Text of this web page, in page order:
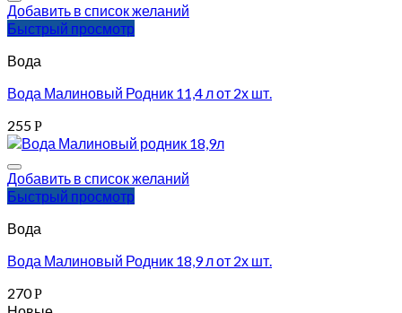
Добавить в список желаний
Быстрый просмотр
Вода
Вода Малиновый Родник 11,4 л от 2х шт.
255Р
Добавить в список желаний
Быстрый просмотр
Вода
Вода Малиновый Родник 18,9 л от 2х шт.
270Р